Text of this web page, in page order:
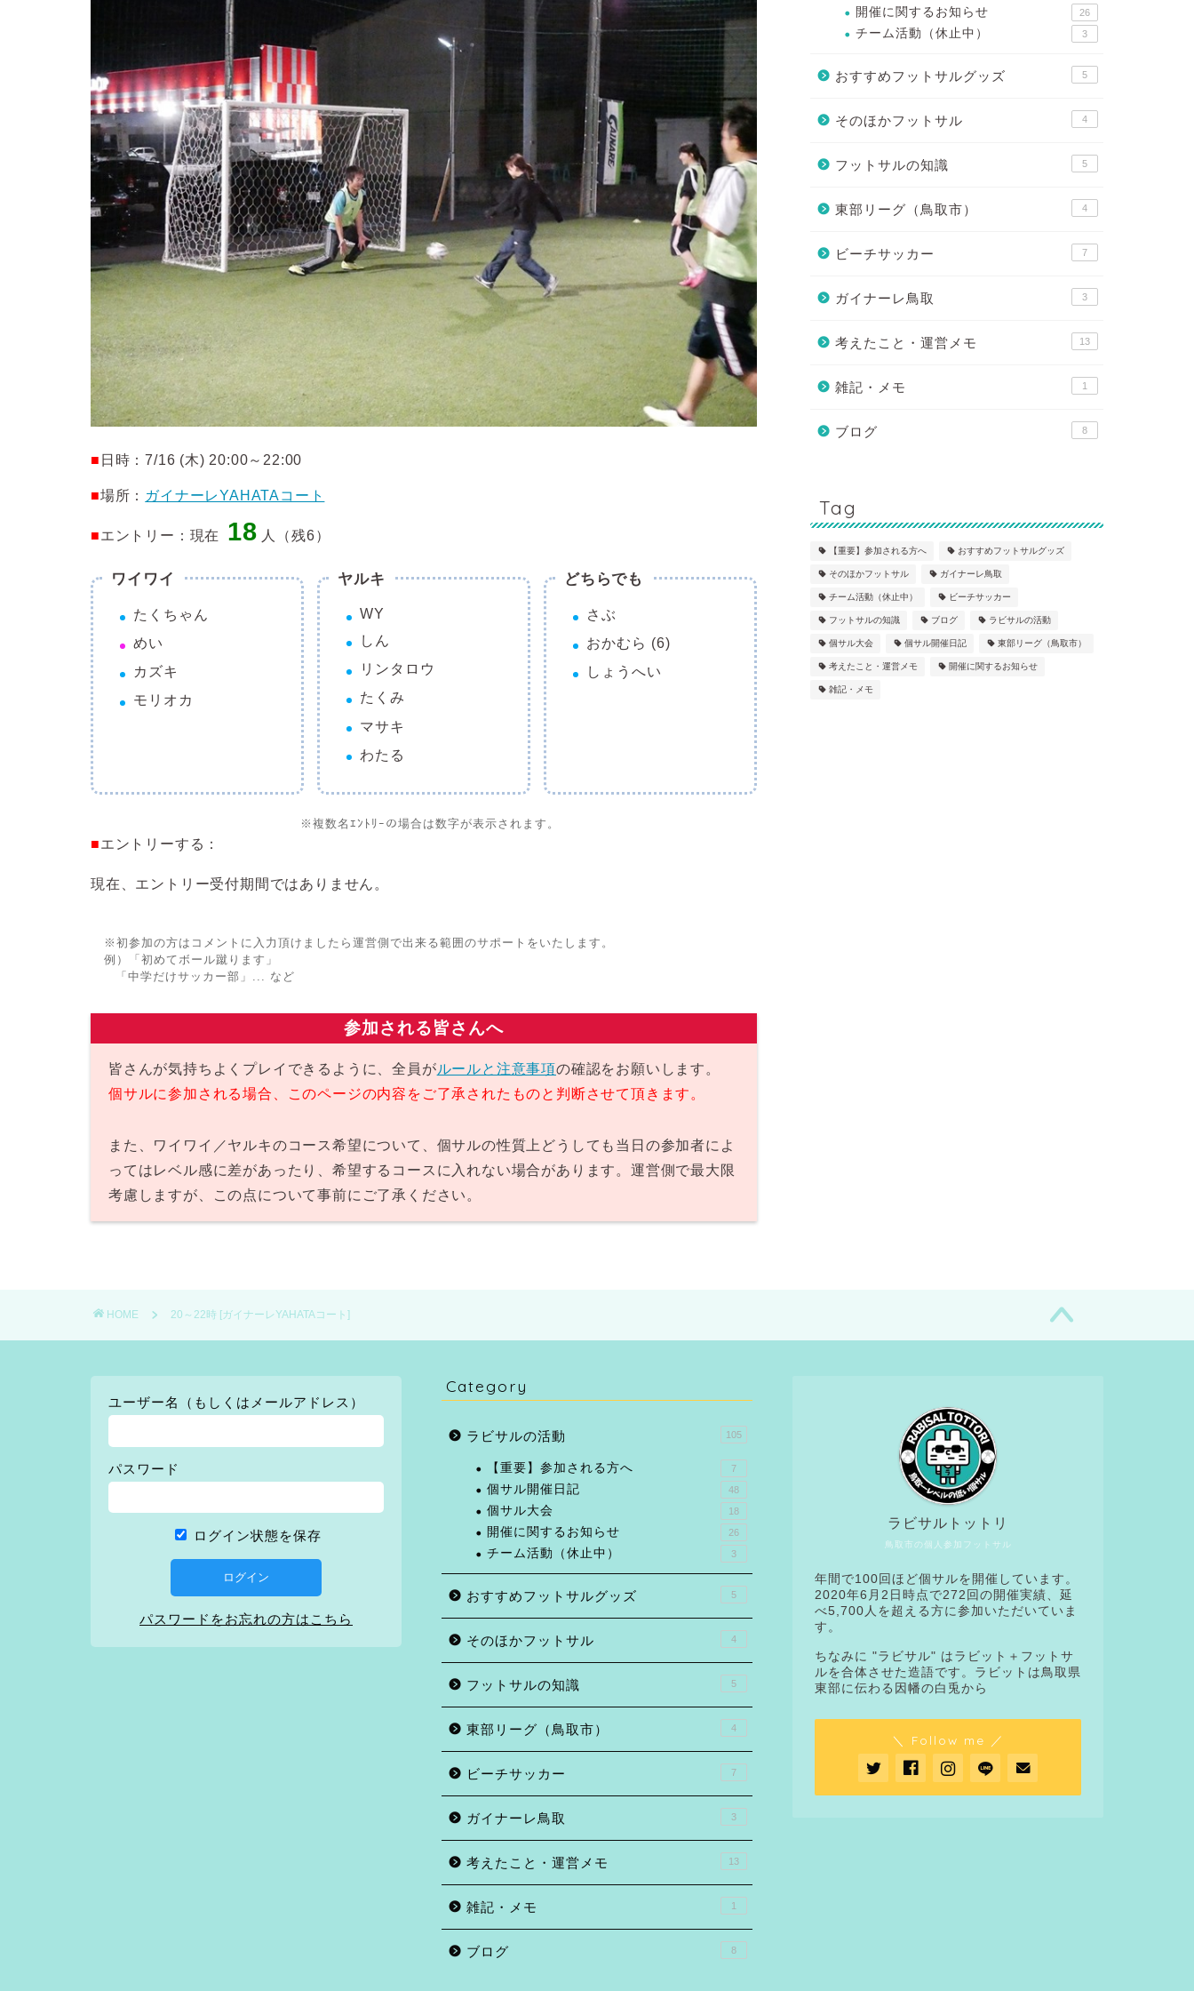
■ 日時：7/16 (木) 20:00～22:00
■場所： ガイナーレYAHATAコート
■エントリー：現在 18 人（残6）
ワイワイ
たくちゃん
めい
カズキ
モリオカ
ヤルキ
WY
しん
リンタロウ
たくみ
マサキ
わたる
どちらでも
さぶ
おかむら (6)
しょうへい
※複数名ｴﾝﾄﾘｰの場合は数字が表示されます。
■エントリーする：
現在、エントリー受付期間ではありません。
※初参加の方はコメントに入力頂けましたら運営側で出来る範囲のサポートをいたします。
例）「初めてボール蹴ります」
「中学だけサッカー部」... など
参加される皆さんへ
皆さんが気持ちよくプレイできるように、全員がルールと注意事項の確認をお願いします。
個サルに参加される場合、このページの内容をご了承されたものと判断させて頂きます。
また、ワイワイ／ヤルキのコース希望について、個サルの性質上どうしても当日の参加者によ
ってはレベル感に差があったり、希望するコースに入れない場合があります。運営側で最大限
考慮しますが、この点について事前にご了承ください。
開催に関するお知らせ 26
チーム活動（休止中） 3
おすすめフットサルグッズ 5
そのほかフットサル 4
フットサルの知識 5
東部リーグ（鳥取市） 4
ビーチサッカー 7
ガイナーレ鳥取 3
考えたこと・運営メモ 13
雑記・メモ 1
ブログ 8
Tag
【重要】参加される方へ おすすめフットサルグッズ
そのほかフットサル ガイナーレ鳥取
チーム活動（休止中） ビーチサッカー
フットサルの知識 ブログ ラビサルの活動
個サル大会 個サル開催日記 東部リーグ（鳥取市）
考えたこと・運営メモ 開催に関するお知らせ
雑記・メモ
HOME 20～22時 [ガイナーレYAHATAコート]
ユーザー名（もしくはメールアドレス）
パスワード
ログイン状態を保存
パスワードをお忘れの方はこちら
Category
ラビサルの活動 105
【重要】参加される方へ 7
個サル開催日記 48
個サル大会 18
開催に関するお知らせ 26
チーム活動（休止中） 3
おすすめフットサルグッズ 5
そのほかフットサル 4
フットサルの知識 5
東部リーグ（鳥取市） 4
ビーチサッカー 7
ガイナーレ鳥取 3
考えたこと・運営メモ 13
雑記・メモ 1
ブログ 8
鳥取市の個人参加フットサル
ラビサルトットリ
年間で100回ほど個サルを開催しています。
2020年6月2日時点で272回の開催実績、延
べ5,700人を超える方に参加いただいていま
す。
ちなみに "ラビサル" はラビット＋フットサ
ルを合体させた造語です。ラビットは鳥取県
東部に伝わる因幡の白兎から
＼ Follow me ／